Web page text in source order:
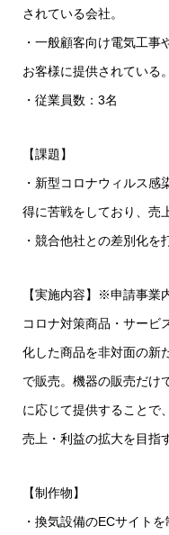
されている会社。
・一般顧客向け電気工
お客様に提供されている。
・従業員数：3名
【課題】
・新型コロナウィルス
得に苦戦をしており、売
・競合他社との差別化を
【実施内容】※申請事業
コロナ対策商品・サービ
化した商品を非対面の新
で販売。機器の販売だけ
に応じて提供することで
売上・利益の拡大を目指
【制作物】
・換気設備のECサイトを